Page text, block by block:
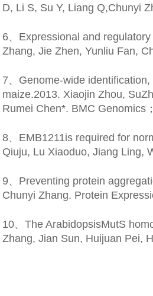
D, Li S, Su Y, Liang Q,Chunyi
6、 Expressional and
Zhang, Jie Zhen, Yunliu Fan,
7、 Genome-wide
maize.2013. Xiaojin Zhou,
Rumei Chen*. BMC Genomics ；
8、 EMB1211is required for
Qiuju, Lu Xiaoduo, Jiang Ling,
9、 Preventing protein
Chunyi Zhang. Protein
10、 The ArabidopsisMutS
Zhang, Jian Sun, Huijuan Pei,